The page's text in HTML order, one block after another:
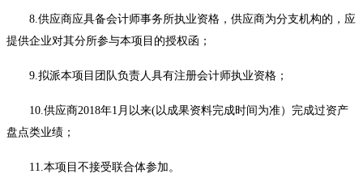
8.供应商应具备会计师事务所执业资格，供应商为分支机构的，应
提供企业对其分所参与本项目的授权函 ；
9.拟派本项目团 队负责人具有注册会计师执业资格；
10.供应商2018年1月以来(以成果资料完成时间为准）完成过资产
盘点类业绩；
11.本项目不接受联合体参加。